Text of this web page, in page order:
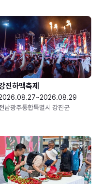
진하맥축제
남광주통합특별시 강진군